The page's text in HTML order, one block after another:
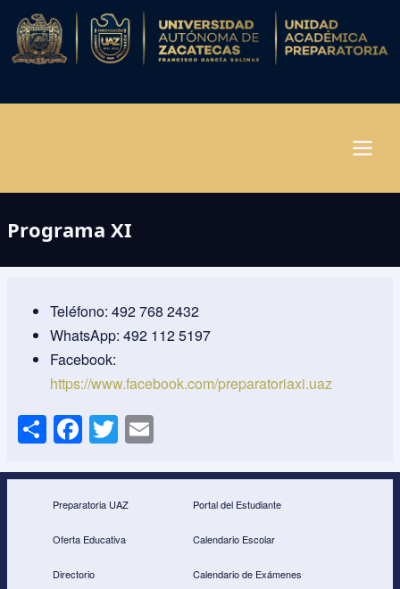
Pasar
contenido
principal
Programa XI
Teléfono: 492 768 2432
WhatsApp: 492 112 5197
Facebook:
https://www.facebook.com/preparatoriaxi.uaz
S
h
ar
e
F
a
c
e
b
o
T
wi
tt
er
ail
Preparatoria UAZ
Oferta Educativa
Directorio
Portal del Estudiante
Calendario Escolar
Calendario de Exámenes